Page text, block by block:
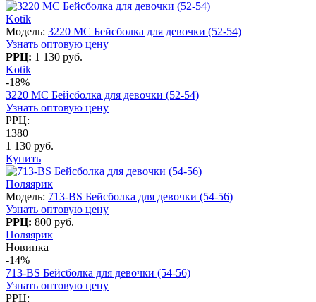
Kotik
Модель: 3220 МC Бейсболка для девочки (52-54)
Узнать оптовую цену
РРЦ: 1 130 руб.
Kotik
-18%
3220 МC Бейсболка для девочки (52-54)
Узнать оптовую цену
РРЦ:
1380
1 130 руб.
Купить
Поляярик
Модель: 713-BS Бейсболка для девочки (54-56)
Узнать оптовую цену
РРЦ: 800 руб.
Поляярик
Новинка
-14%
713-BS Бейсболка для девочки (54-56)
Узнать оптовую цену
РРЦ: